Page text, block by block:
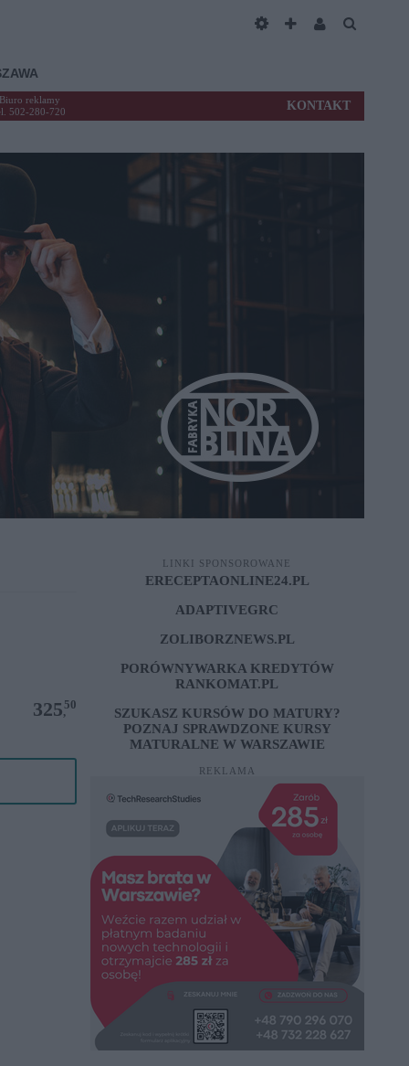
Biuro reklamy
502-280-720
KONTAKT
325,
50
LINKI SPONSOROWANE
ERECEPTAONLINE24.PL
ADAPTIVEGRC
ZOLIBORZNEWS.PL
PORÓWNYWARKA KREDYTÓW
RANKOMAT.PL
SZUKASZ KURSÓW DO MATURY?
POZNAJ SPRAWDZONE KURSY
MATURALNE W WARSZAWIE
REKLAMA